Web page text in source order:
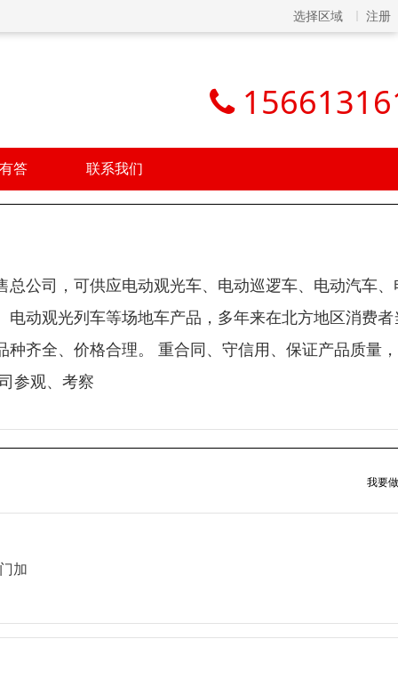
选择区域 注册
答 联系我们
公司，可供应电动观光车、电动巡逻车、电动汽车、
动观光列车等场地车产品，多年来在北方地区消费者
齐全、价格合理。 重合同、守信用、保证产品质量
参观、考察
我要
加